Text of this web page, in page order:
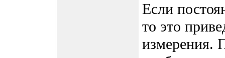
Если
то это
измерения.